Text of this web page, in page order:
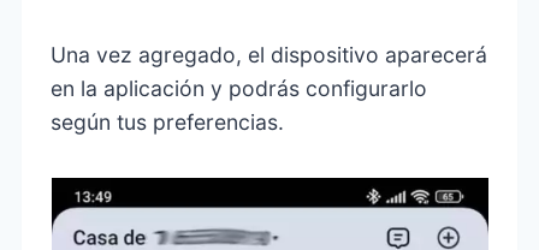
Una vez agregado, el dispositivo aparecerá
en la aplicación y podrás configurarlo
según tus preferencias.